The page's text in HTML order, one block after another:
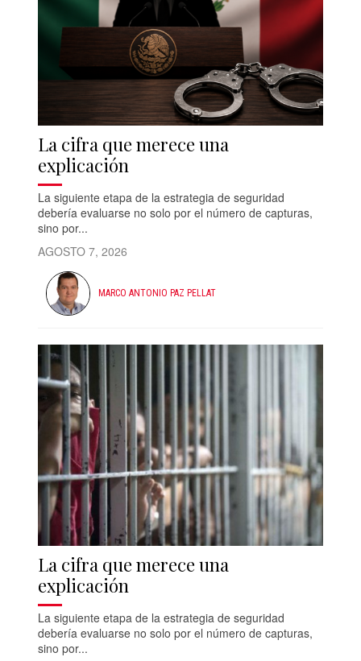
La cifra que merece una
explicación
La siguiente etapa de la estrategia de seguridad
debería evaluarse no solo por el número de capturas,
sino por...
AGOSTO 7, 2026
MARCO ANTONIO PAZ PELLAT
La cifra que merece una
explicación
La siguiente etapa de la estrategia de seguridad
debería evaluarse no solo por el número de capturas,
sino por...